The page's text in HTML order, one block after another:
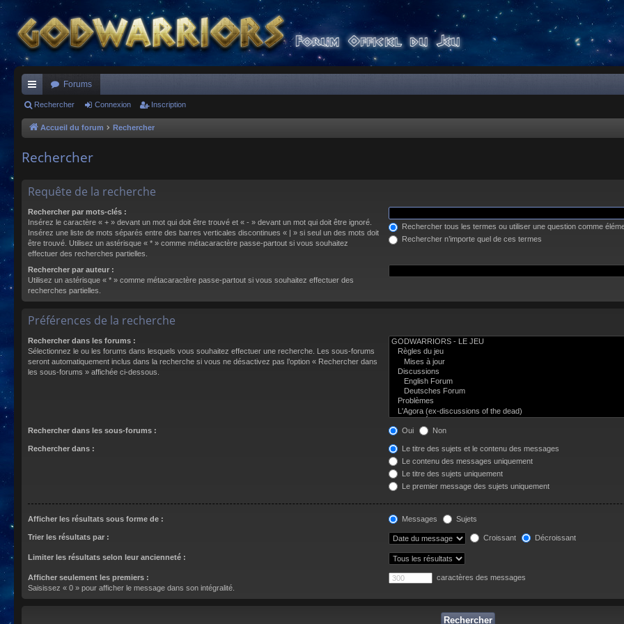
ac
co
s
Forums
Rechercher Connexion Inscription
Accueil du forum Rechercher
Rechercher
Requête de la recherche
Rechercher par mots-clés :
Insérez le caractère « + » devant un mot qui doit être trouvé et « - » devant un mot qui doit être ignoré.
Insérez une liste de mots séparés entre des barres verticales discontinues « | » si seul un des mots doit
être trouvé. Utilisez un astérisque « * » comme métacaractère passe-partout si vous souhaitez
effectuer des recherches partielles.
Rechercher tous les termes ou utiliser une question comme
Rechercher n’importe quel de ces termes
Rechercher par auteur :
Utilisez un astérisque « * » comme métacaractère passe-partout si vous souhaitez effectuer des
recherches partielles.
Préférences de la recherche
Rechercher dans les forums :
Sélectionnez le ou les forums dans lesquels vous souhaitez effectuer une recherche. Les sous-forums
seront automatiquement inclus dans la recherche si vous ne désactivez pas l’option « Rechercher dans
les sous-forums » affichée ci-dessous.
Rechercher dans les sous-forums : Oui Non
Rechercher dans :
Le titre des sujets et le contenu des messages
Le contenu des messages uniquement
Le titre des sujets uniquement
Le premier message des sujets uniquement
Afficher les résultats sous forme de : Messages Sujets
Trier les résultats par : Croissant Décroissant
Limiter les résultats selon leur ancienneté :
Afficher seulement les premiers :
Saisissez « 0 » pour afficher le message dans son intégralité.
caractères des messages